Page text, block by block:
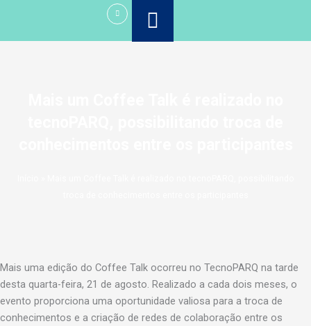
o
Mais uma edição do Coffee Talk ocorreu no TecnoPARQ na tarde
desta quarta-feira, 21 de agosto. Realizado a cada dois meses, o
evento proporciona uma oportunidade valiosa para a troca de
conhecimentos e a criação de redes de colaboração entre os